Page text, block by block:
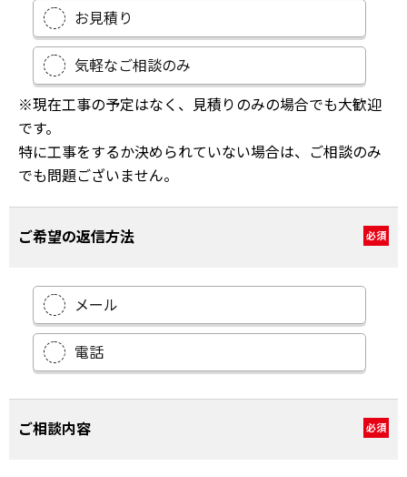
お見積り
気軽なご相談のみ
※現在工事の予定はなく、見積りのみの場合でも大歓迎
です。
特に工事をするか決められていない場合は、ご相談のみ
でも問題ございません。
ご希望の返信方法 必須
メール
電話
ご相談内容 必須